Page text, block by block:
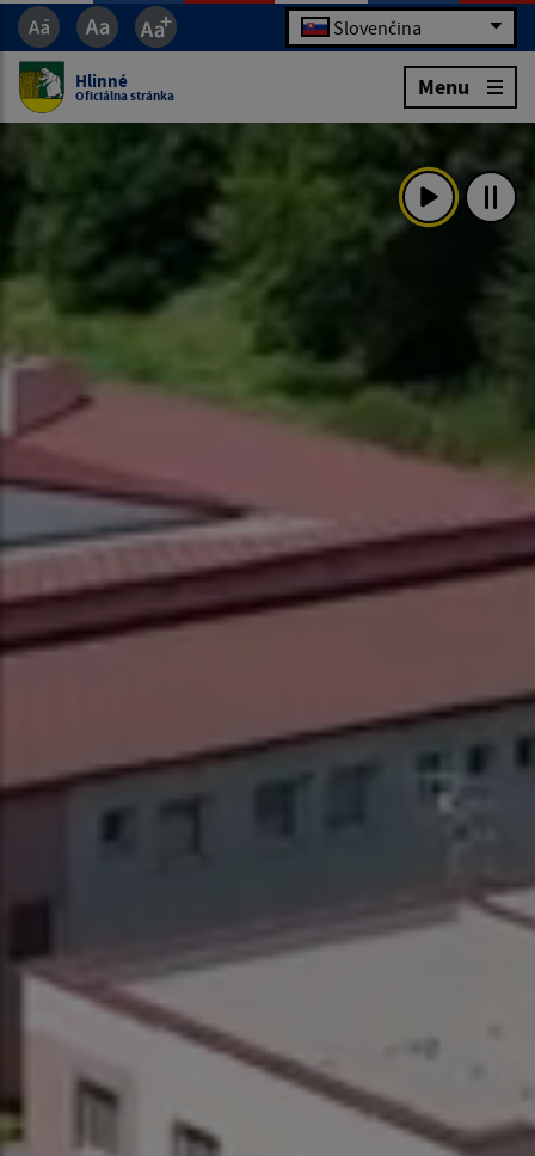
Slovenčina
Hlinné
Oficiálna stránka Menu